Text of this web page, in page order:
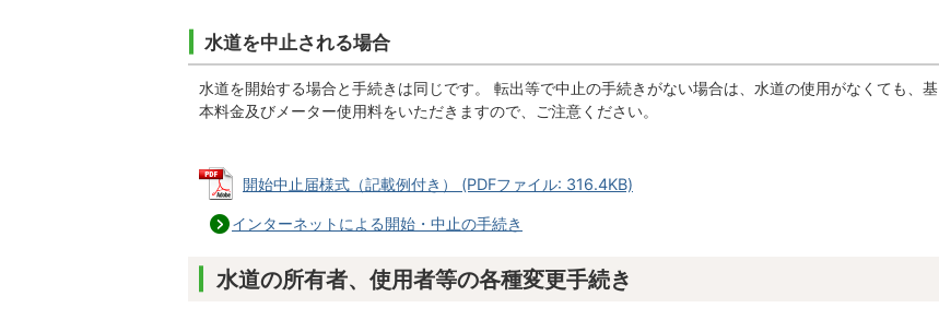
水道を中止される場合
水道を開始する場合と手続きは同じです。 転出等で中止の手続きがない場合は、水道の使用がなくても、基
本料金及びメーター使用料をいただきますので、ご注意ください。
開始中止届様式（記載例付き） (PDFファイル: 316.4KB)
インターネットによる開始・中止の手続き
水道の所有者、使用者等の各種変更手続き